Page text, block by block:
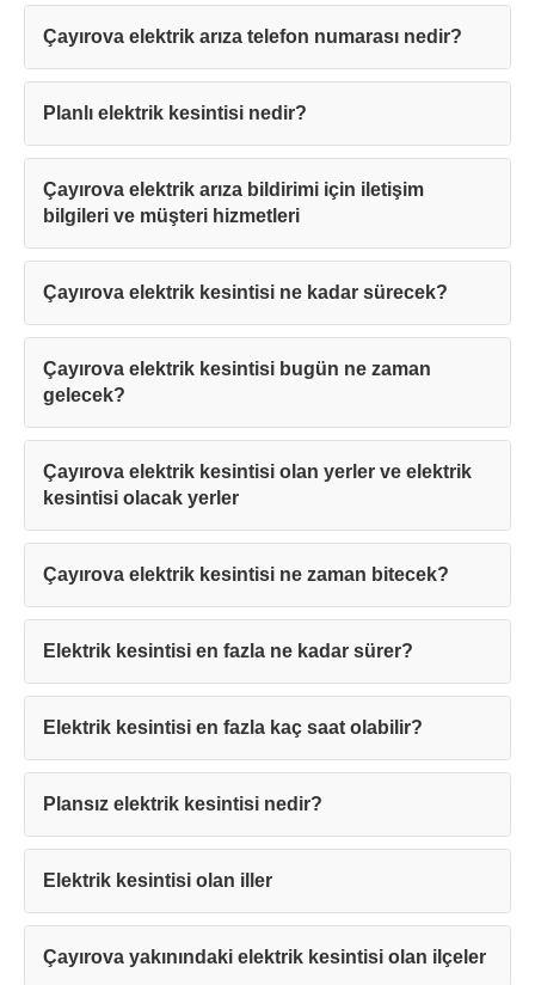
Çayırova elektrik arıza telefon numarası nedir?
Planlı elektrik kesintisi nedir?
Çayırova elektrik arıza bildirimi için iletişim
bilgileri ve müşteri hizmetleri
Çayırova elektrik kesintisi ne kadar sürecek?
Çayırova elektrik kesintisi bugün ne zaman
gelecek?
Çayırova elektrik kesintisi olan yerler ve elektrik
kesintisi olacak yerler
Çayırova elektrik kesintisi ne zaman bitecek?
Elektrik kesintisi en fazla ne kadar sürer?
Elektrik kesintisi en fazla kaç saat olabilir?
Plansız elektrik kesintisi nedir?
Elektrik kesintisi olan iller
Çayırova yakınındaki elektrik kesintisi olan ilçeler
Teşekkürler!
sürede sizinle iletişime geçilecektir.
Kapat